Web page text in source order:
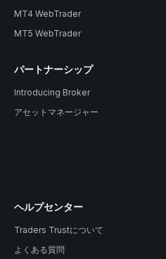
MT4 WebTrader
MT5 WebTrader
パートナーシップ
Introducing Broker
アセットマネージャー
ヘルプセンター
Traders Trustについて
よくある質問